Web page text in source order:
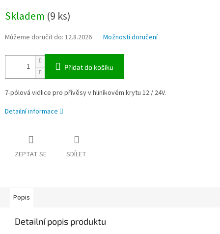
cena:
Skladem (9 ks)
Můžeme doručit do: 12.8.2026 Možnosti doručení
Přidat do košíku
7-pólová vidlice pro přívěsy v hliníkovém krytu 12 / 24V.
Detailní informace
ZEPTAT SE SDÍLET
Popis
Detailní popis produktu